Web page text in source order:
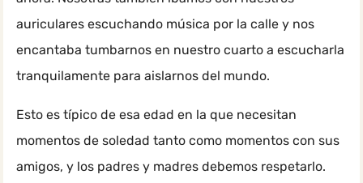
auriculares escuchando música por la calle y nos
encantaba tumbarnos en nuestro cuarto a escucharla
tranquilamente para aislarnos del mundo.
Esto es típico de esa edad en la que necesitan
momentos de soledad tanto como momentos con sus
amigos, y los padres y madres debemos respetarlo.